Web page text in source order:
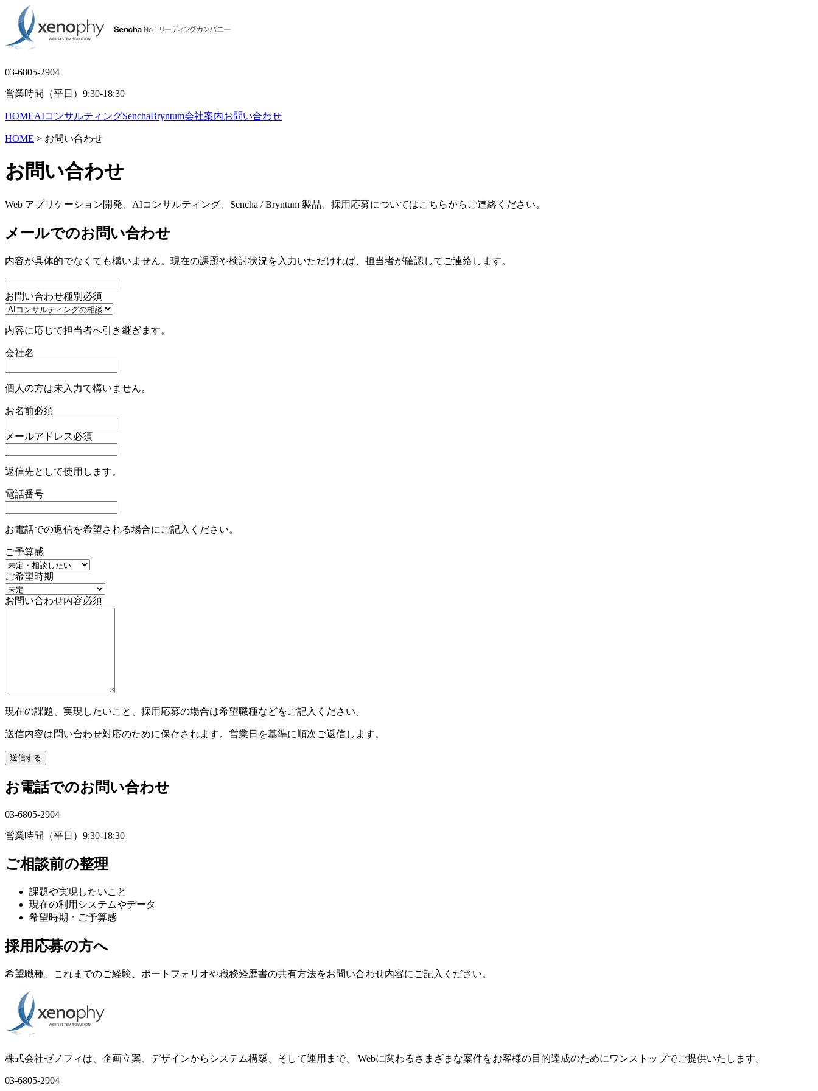
03-6805-2904
営業時間（平日）9:30-18:30
HOMEAIコンサルティングSenchaBryntum会社案内お問い合わせ
HOME > お問い合わせ
お問い合わせ
Web アプリケーション開発、AIコンサルティング、Sencha / Bryntum 製品、採用応募についてはこちらからご連絡ください。
メールでのお問い合わせ
内容が具体的でなくても構いません。現在の課題や検討状況を入力いただければ、担当者が確認してご連絡します。
お問い合わせ種別 必須
内容に応じて担当者へ引き継ぎます。
会社名
個人の方は未入力で構いません。
お名前必須
メールアドレス必須
返信先として使用します。
電話番号
お電話での返信を希望される場合にご記入ください。
ご予算感
ご希望時期
お問い合わせ内容必須
現在の課題、実現したいこと、採用応募の場合は希望職種などをご記入ください。
送信内容は問い合わせ対応のために保存されます。営業日を基準に順次ご返信します。
送信する
お電話でのお問い合わせ
03-6805-2904
営業時間（平日）9:30-18:30
ご相談前の整理
課題や実現したいこと
現在の利用システムやデータ
希望時期・ご予算感
採用応募の方へ
希望職種、これまでのご経験、ポートフォリオや職務経歴書の共有方法をお問い合わせ内容にご記入ください。
株式会社ゼノフィは、企画立案、デザインからシステム構築、そして運用まで、 Webに関わるさまざまな案件をお客様の目的達成のためにワンストップでご提供いたします。
03-6805-2904